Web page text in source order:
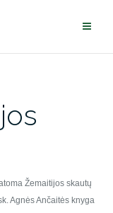
Žemaitijos skautų
Agnės Ančaitės knyga